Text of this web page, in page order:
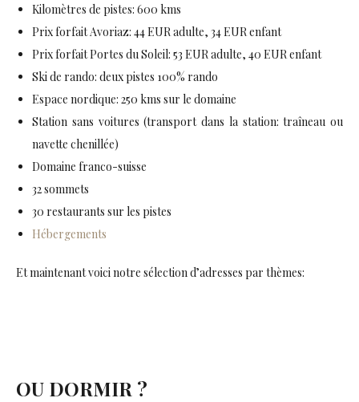
Kilomètres de pistes: 600 kms
Prix forfait Avoriaz: 44 EUR adulte, 34 EUR enfant
Prix forfait Portes du Soleil: 53 EUR adulte, 40 EUR enfant
Ski de rando: deux pistes 100% rando
Espace nordique: 250 kms sur le domaine
Station sans voitures (transport dans la station: traîneau ou
navette chenillée)
Domaine franco-suisse
32 sommets
30 restaurants sur les pistes
Hébergements
Et maintenant voici notre sélection d’adresses par thèmes:
OU DORMIR ?